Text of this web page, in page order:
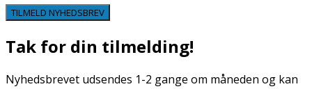
TILMELD NYHEDSBREV
Tak for din tilmelding!
Nyhedsbrevet udsendes 1-2 gange om måneden og kan